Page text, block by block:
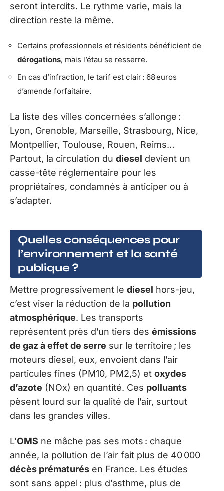
seront interdits. Le rythme varie, mais la
direction reste la même.
Certains professionnels et résidents bénéficient de
dérogations, mais l’étau se resserre.
En cas d’infraction, le tarif est clair : 68 euros
d’amende forfaitaire.
La liste des villes concernées s’allonge :
Lyon, Grenoble, Marseille, Strasbourg, Nice,
Montpellier, Toulouse, Rouen, Reims…
Partout, la circulation du diesel devient un
casse-tête réglementaire pour les
propriétaires, condamnés à anticiper ou à
s’adapter.
Quelles conséquences pour
l’environnement et la santé
publique ?
Mettre progressivement le diesel hors-jeu,
c’est viser la réduction de la pollution
atmosphérique. Les transports
représentent près d’un tiers des émissions
de gaz à effet de serre sur le territoire ; les
moteurs diesel, eux, envoient dans l’air
particules fines (PM10, PM2,5) et oxydes
d’azote (NOx) en quantité. Ces polluants
pèsent lourd sur la qualité de l’air, surtout
dans les grandes villes.
L’OMS ne mâche pas ses mots : chaque
année, la pollution de l’air fait plus de 40 000
décès prématurés en France. Les études
sont sans appel : plus d’asthme, plus de